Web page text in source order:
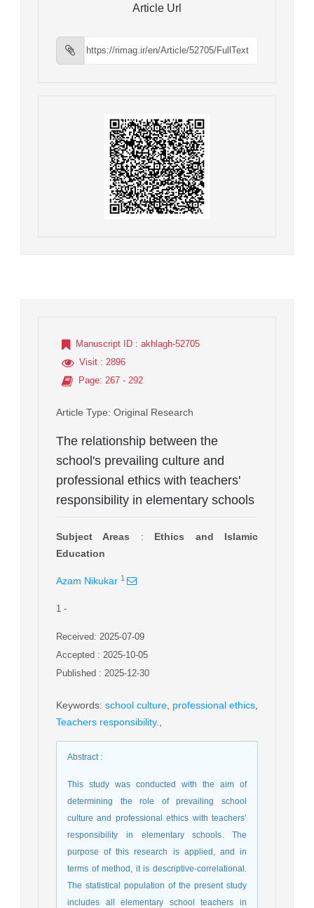
Article Url
Manuscript ID : akhlagh-52705
Visit : 2896
Page: 267 - 292
Article Type: Original Research
The relationship between the
school's prevailing culture and
professional ethics with teachers'
responsibility in elementary schools
Subject Areas : Ethics and Islamic
Education
Azam Nikukar 1
1 -
Received: 2025-07-09
Accepted : 2025-10-05
Published : 2025-12-30
Keywords: school culture professional ethics
Teachers responsibility.
Abstract :
This study was conducted with the aim of
determining the role of prevailing school
culture and professional ethics with teachers’
responsibility in elementary schools. The
purpose of this research is applied, and in
terms of method, it is descriptive-correlational.
The statistical population of the present study
includes all elementary school teachers in